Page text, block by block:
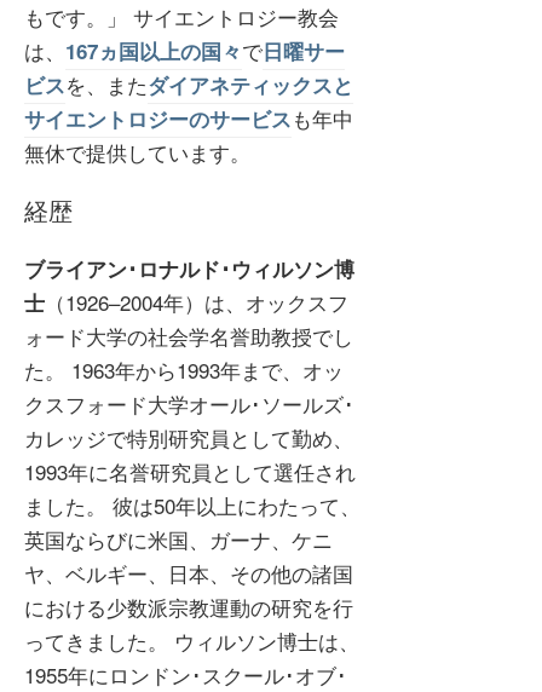
もです。」 サイエントロジー教会
は、 167ヵ国以上の国々で日曜サー
ビスを、またダイアネティックスと
サイエントロジーのサービスも年中
無休で提供しています。
経歴
ブライアン･ロナルド･ウィルソン博
士 （1926–2004年）は、オックスフ
ォード大学の社会学名誉助教授でし
た。 1963年から1993年まで、オッ
クスフォード大学オール･ソールズ･
カレッジで特別研究員として勤め、
1993年に名誉研究員として選任され
ました。 彼は50年以上にわたって、
英国ならびに米国、ガーナ、ケニ
ヤ、ベルギー、日本、その他の諸国
における少数派宗教運動の研究を行
ってきました。 ウィルソン博士は、
1955年にロンドン･スクール･オブ･